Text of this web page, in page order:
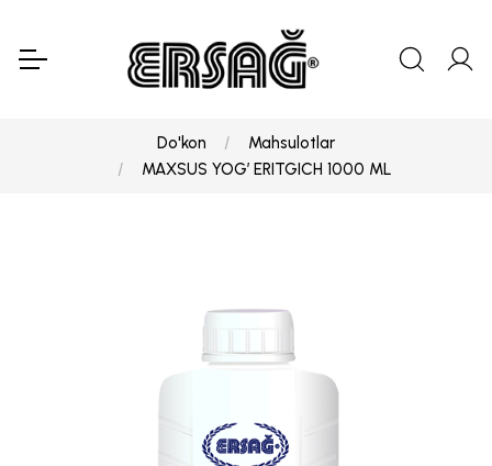
Do'kon
Mahsulotlar
MAXSUS YOG’ ERITGICH 1000 ML